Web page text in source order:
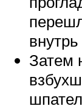
Затем